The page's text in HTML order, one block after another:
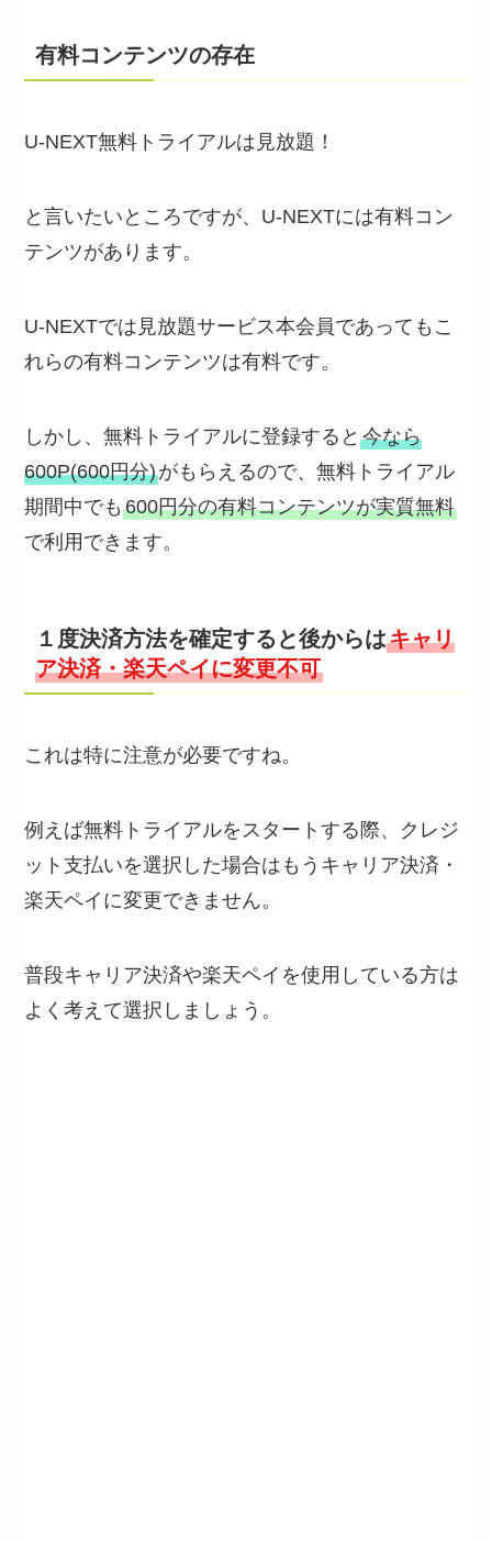
有料コンテンツの存在
U-NEXT無料トライアルは見放題！
と言いたいところですが、U-NEXTには有料コン
テンツがあります。
U-NEXTでは見放題サービス本会員であってもこ
れらの有料コンテンツは有料です。
しかし、無料トライアルに登録すると今なら
600P(600円分)がもらえるので、無料トライアル
期間中でも600円分の有料コンテンツが実質無料
で利用できます。
１度決済方法を確定すると後からはキャリ
ア決済・楽天ペイに変更不可
これは特に注意が必要ですね。
例えば無料トライアルをスタートする際、クレジ
ット支払いを選択した場合はもうキャリア決済・
楽天ペイに変更できません。
普段キャリア決済や楽天ペイを使用している方は
よく考えて選択しましょう。